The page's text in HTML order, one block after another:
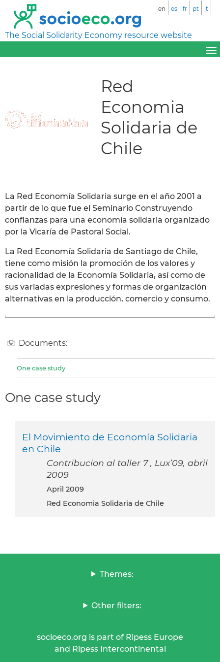
The Social Solidarity Economy resource website
en es fr pt it
Red
Economia
Solidaria de
Chile
La Red Economía Solidaria surge en el año 2001 a
partir de lo que fue el Seminario Construyendo
confianzas para una economía solidaria organizado
por la Vicaría de Pastoral Social.
La Red Economía Solidaria de Santiago de Chile,
tiene como misión la promoción de los valores y
racionalidad de la Economía Solidaria, así como de
sus variadas expresiones y formas de organización
alternativas en la producción, comercio y consumo.
Documents:
One case study
One case study
El Movimiento de Economía Solidaria
en Chile
Contribucion al taller 7 , Lux’09, abril
2009
April 2009
Red Economia Solidaria de Chile
Themes:
Other filters:
socioeco.org is part of Ripess Europe
and Ripess Intercontinental